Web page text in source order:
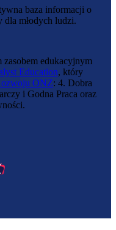
baza informacji o
dla młodych ludzi.
edukacyjnym
Education, który
ONZ: 4. Dobra
i Godna Praca oraz